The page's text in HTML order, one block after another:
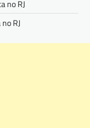
no RJ
RJ